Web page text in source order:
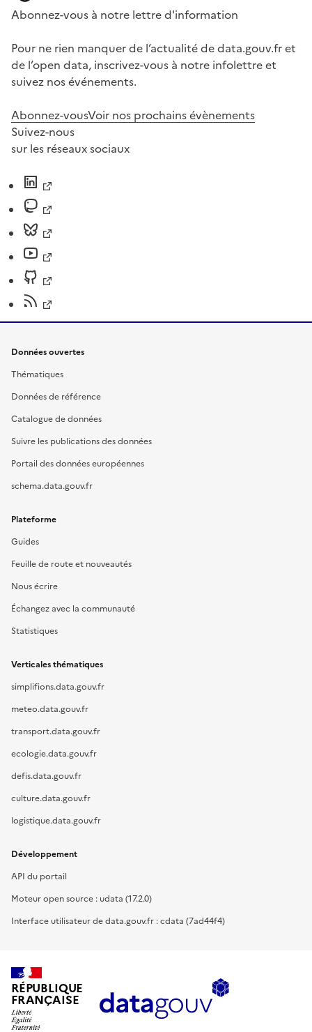
Abonnez-vous à notre lettre d'information
Pour ne rien manquer de l’actualité de data.gouv.fr et
de l’open data, inscrivez-vous à notre infolettre et
suivez nos événements.
Abonnez-vousVoir nos prochains évènements
Suivez-nous
sur les réseaux sociaux
Données ouvertes
Thématiques
Données de référence
Catalogue de données
Suivre les publications des données
Portail des données européennes
schema.data.gouv.fr
Plateforme
Guides
Feuille de route et nouveautés
Nous écrire
Échangez avec la communauté
Statistiques
Verticales thématiques
simplifions.data.gouv.fr
meteo.data.gouv.fr
transport.data.gouv.fr
ecologie.data.gouv.fr
defis.data.gouv.fr
culture.data.gouv.fr
logistique.data.gouv.fr
Développement
API du portail
Moteur open source : udata (17.2.0)
Interface utilisateur de data.gouv.fr : cdata (7ad44f4)
RÉPUBLIQUE
FRANÇAISE